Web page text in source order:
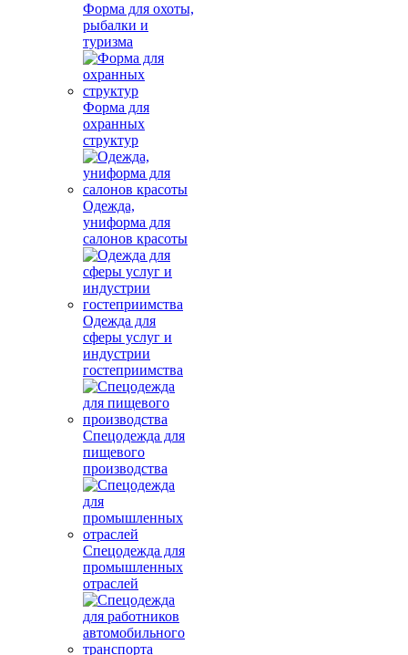
Форма для охоты,
рыбалки и
туризма
Форма для
охранных
структур
Одежда,
униформа для
салонов красоты
Одежда для
сферы услуг и
индустрии
гостеприимства
Спецодежда для
пищевого
производства
Спецодежда для
промышленных
отраслей